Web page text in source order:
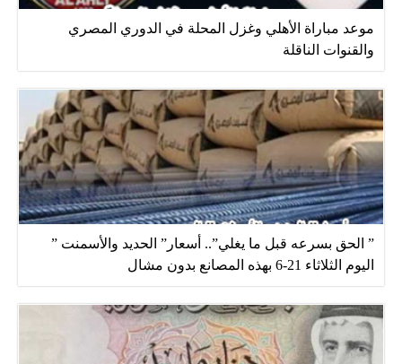
موعد مباراة الأهلي وغزل المحلة في الدوري المصري
والقنوات الناقلة
” الحق بسرعه قبل ما يغلي”.. أسعار” الحديد والأسمنت ”
اليوم الثلاثاء 21-6 بهذه المصانع بدون مشال